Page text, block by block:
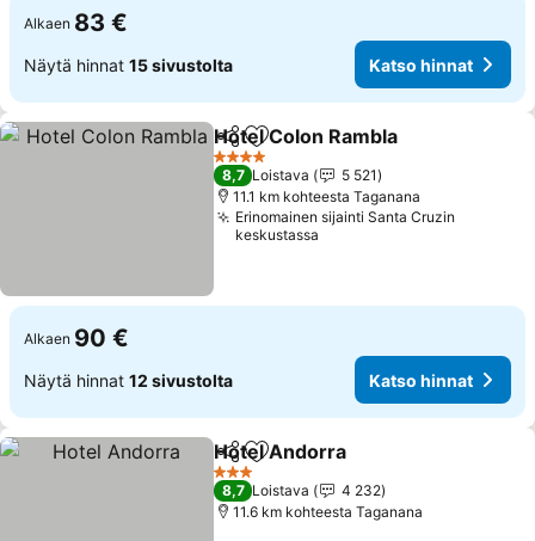
Alkaen 83 €
Näytä hinnat 15 sivustolta Katso hinnat
Jaa Lisää suosikkeihin
Hotel Colon Rambla
4 Tähtiluokitus
8,7 Loistava
5 521
11.1 km kohteesta Taganana
Erinomainen sijainti Santa Cruzin
keskustassa
Alkaen 90 €
Näytä hinnat 12 sivustolta Katso hinnat
Jaa Lisää suosikkeihin
Hotel Andorra
3 Tähtiluokitus
8,7 Loistava
4 232
11.6 km kohteesta Taganana